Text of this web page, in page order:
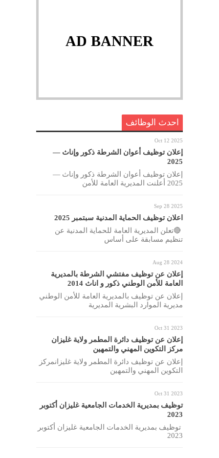
AD BANNER
احدث الوظائف
Oct 12 2025
إعلان توظيف أعوان الشرطة ذكور وإناث —
2025
إعلان توظيف أعوان الشرطة ذكور وإناث —
2025 أعلنت المديرية العامة للأمن
Sep 28 2025
اعلان توظيف الحماية المدنية سبتمبر 2025
🔴تعلن المديرية العامة للحماية المدنية عن
تنظيم مسابقة على أساس
Aug 28 2024
إعلان عن توظيف مفتشي الشرطة بالمديرية
العامة للأمن الوطني ذكور و اناث 2014
إعلان عن توظيف بالمديرية العامة للأمن الوطني
مديرية الموارد البشرية المديرية
Oct 31 2023
إعلان عن توظيف دائرة المطمر ولاية غليزان
مركز التكوين المهني والتمهين
إعلان عن توظيف دائرة المطمر ولاية غليزانمركز
التكوين المهني والتمهين
Oct 31 2023
توظيف بمديرية الخدمات الجامعية غليزان أكتوبر
2023
توظيف بمديرية الخدمات الجامعية غليزان أكتوبر
2023